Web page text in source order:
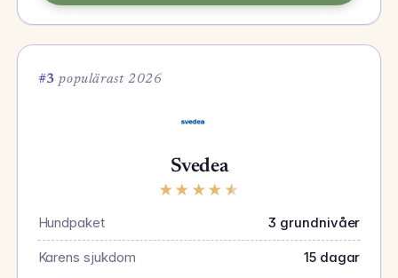
#3 populärast 2026
Svedea
★ ★ ★ ★ ★
Hundpaket 3 grundnivåer
Karens sjukdom 15 dagar